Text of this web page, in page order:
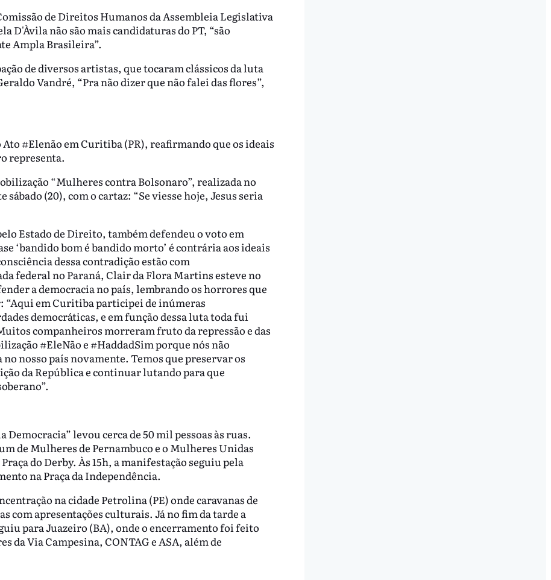
de Direitos Humanos da Assembleia Legislativa
D'Àvila não são mais candidaturas do PT, “são
Ampla Brasileira”.
de diversos artistas, que tocaram clássicos da luta
Vandré, “Pra não dizer que não falei das flores”,
#Elenão em Curitiba (PR), reafirmando que os ideais
representa.
“Mulheres contra Bolsonaro”, realizada no
(20), com o cartaz: “Se viesse hoje, Jesus seria
Estado de Direito, também defendeu o voto em
‘bandido bom é bandido morto’ é contrária aos ideais
dessa contradição estão com
federal no Paraná, Clair da Flora Martins esteve no
a democracia no país, lembrando os horrores que
em Curitiba participei de inúmeras
democráticas, e em função dessa luta toda fui
companheiros morreram fruto da repressão e das
#EleNão e #HaddadSim porque nós não
nosso país novamente. Temos que preservar os
da República e continuar lutando para que
levou cerca de 50 mil pessoas às ruas.
de Mulheres de Pernambuco e o Mulheres Unidas
do Derby. Às 15h, a manifestação seguiu pela
na Praça da Independência.
na cidade Petrolina (PE) onde caravanas de
com apresentações culturais. Já no fim da tarde a
para Juazeiro (BA), onde o encerramento foi feito
da Via Campesina, CONTAG e ASA, além de